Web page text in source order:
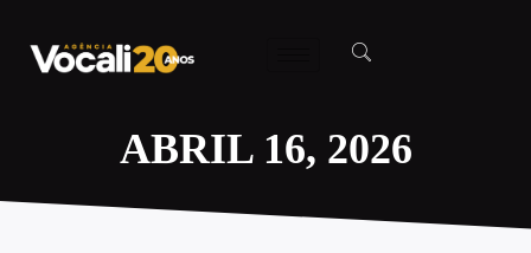
ABRIL 16, 2026